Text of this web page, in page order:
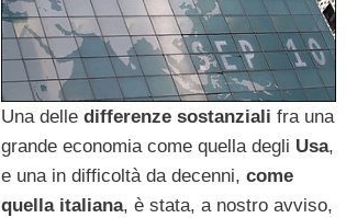
Una delle differenze sostanziali fra una
grande economia come quella degli Usa,
e una in difficoltà da decenni, come
quella italiana, è stata, a nostro avviso,